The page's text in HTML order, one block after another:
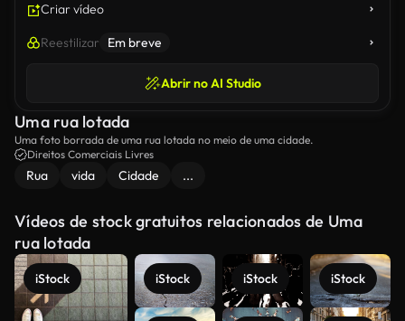
Criar vídeo
Reestilizar Em breve
Abrir no AI Studio
Uma rua lotada
Uma foto borrada de uma rua lotada no meio de uma cidade.
Direitos Comerciais Livres
Rua vida Cidade ...
Vídeos de stock gratuitos relacionados de Uma
rua lotada
iStock iStock iStock iStock